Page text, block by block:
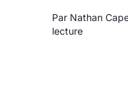
Par Nathan
lecture